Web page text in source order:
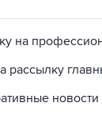
на
рассылку